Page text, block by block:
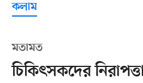
কলাম
মতামত
চিকিৎসকদের